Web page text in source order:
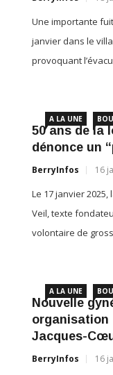
Une importante
janvier dans le
provoquant
A LA UNE
50 ans de la
dénonce un
BerryInfos 16
Le 17 janvier
Veil, texte
volontaire de
A LA UNE
Nouvelle
organisation
Jacques-
BerryInfos 16